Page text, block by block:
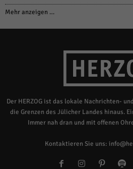
Mehr anzeigen …
Der HERZOG ist das lokale Nachrichten-
die Grenzen des Jülicher Landes hinaus.
Immer nah dran und mit offenen
Kontaktieren Sie uns: